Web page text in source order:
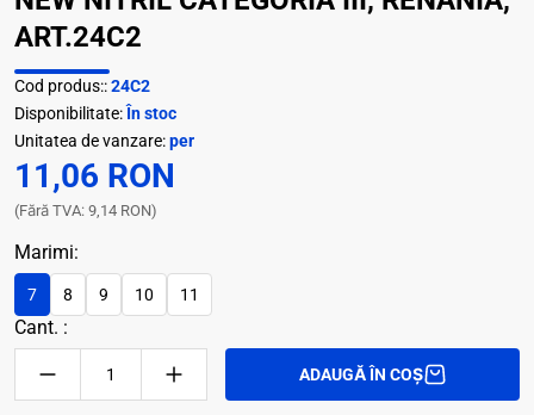
ART.24C2
Cod produs::24C2
Disponibilitate: În stoc
Unitatea de vanzare:per
11,06 RON
(Fără TVA: 9,14 RON)
Marimi:
7 8 9 10 11
Cant. :
ADAUGĂ ÎN COȘ